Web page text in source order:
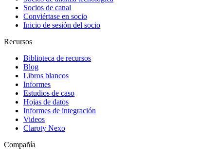
Socios de canal
Conviértase en socio
Inicio de sesión del socio
Recursos
Biblioteca de recursos
Blog
Libros blancos
Informes
Estudios de caso
Hojas de datos
Informes de integración
Videos
Claroty Nexo
Compañía